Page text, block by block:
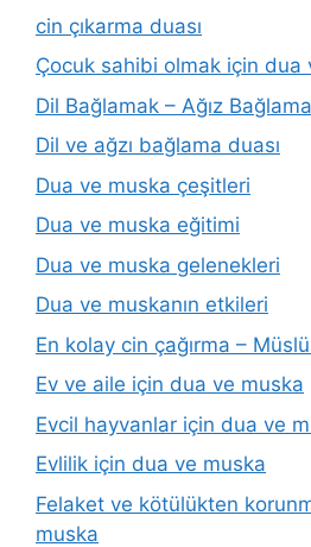
cin çıkarma duası
Çocuk sahibi olmak için dua
Dil Bağlamak – Ağız
Dil ve ağzı bağlama duası
Dua ve muska çeşitleri
Dua ve muska eğitimi
Dua ve muska gelenekleri
Dua ve muskanın etkileri
En kolay cin çağırma –
Ev ve aile için dua ve muska
Evcil hayvanlar için dua ve
Evlilik için dua ve muska
Felaket ve kötülükten
muska